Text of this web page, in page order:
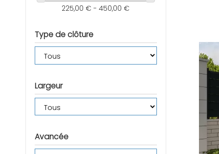
225,00 € - 450,00 €
Type de clôture
Largeur
Avancée